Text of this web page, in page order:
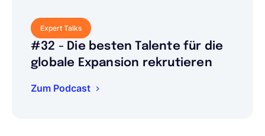
Expert Talks
#32 - Die besten Talente für die
globale Expansion rekrutieren
Zum Podcast